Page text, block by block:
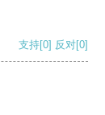
支持[0] 反对[0]